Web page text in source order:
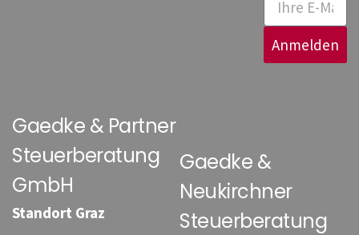
Anmelden
Gaedke & Partner
Steuerberatung
GmbH
Standort Graz
Gaedke &
Neukirchner
Steuerberatung